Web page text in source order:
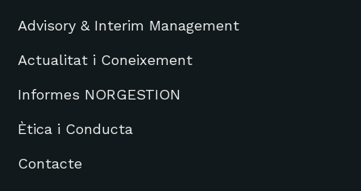
Advisory & Interim Management
Actualitat i Coneixement
Informes NORGESTION
Ètica i Conducta
Contacte